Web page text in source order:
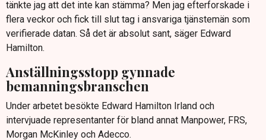
tänkte jag att det inte kan stämma? Men jag efterforskade i
flera veckor och fick till slut tag i ansvariga tjänstemän som
verifierade datan. Så det är absolut sant, säger Edward
Hamilton.
Anställningsstopp gynnade
bemanningsbranschen
Under arbetet besökte Edward Hamilton Irland och
intervjuade representanter för bland annat Manpower, FRS,
Morgan McKinley och Adecco.